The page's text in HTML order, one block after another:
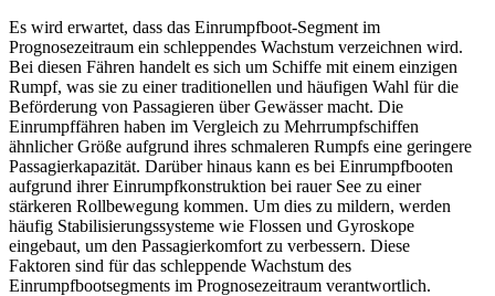
Es wird erwartet, dass das Einrumpfboot-Segment im
Prognosezeitraum ein schleppendes Wachstum verzeichnen wird.
Bei diesen Fähren handelt es sich um Schiffe mit einem einzigen
Rumpf, was sie zu einer traditionellen und häufigen Wahl für die
Beförderung von Passagieren über Gewässer macht. Die
Einrumpffähren haben im Vergleich zu Mehrrumpfschiffen
ähnlicher Größe aufgrund ihres schmaleren Rumpfs eine geringere
Passagierkapazität. Darüber hinaus kann es bei Einrumpfbooten
aufgrund ihrer Einrumpfkonstruktion bei rauer See zu einer
stärkeren Rollbewegung kommen. Um dies zu mildern, werden
häufig Stabilisierungssysteme wie Flossen und Gyroskope
eingebaut, um den Passagierkomfort zu verbessern. Diese
Faktoren sind für das schleppende Wachstum des
Einrumpfbootsegments im Prognosezeitraum verantwortlich.